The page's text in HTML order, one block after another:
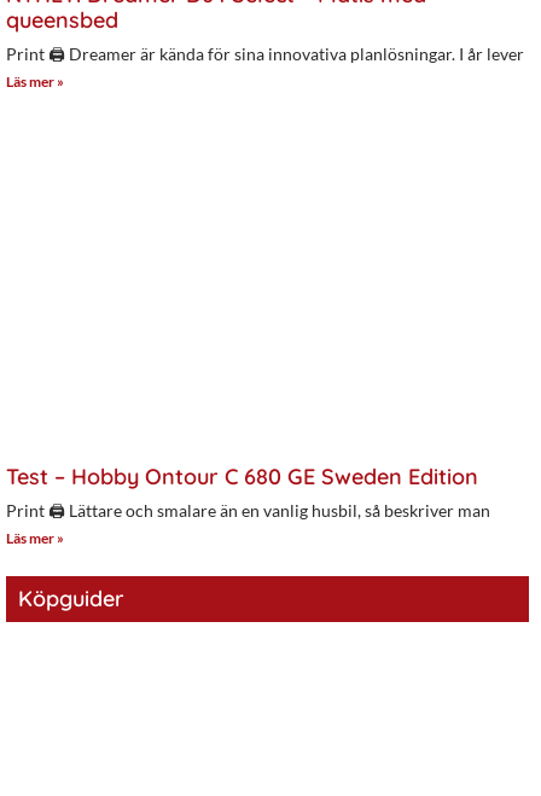
queensbed
Print 🖨 Dreamer är kända för sina innovativa planlösningar. I år lever
Läs mer »
Test – Hobby Ontour C 680 GE Sweden Edition
Print 🖨 Lättare och smalare än en vanlig husbil, så beskriver man
Läs mer »
Köpguider